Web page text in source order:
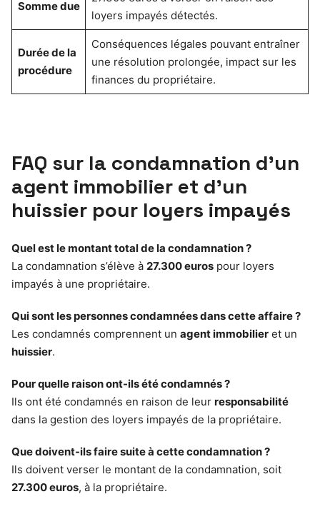
Somme due
loyers impayés détectés.
Durée de la
procédure
Conséquences légales pouvant entraîner
une résolution prolongée, impact sur les
finances du propriétaire.
FAQ sur la condamnation d’un
agent immobilier et d’un
huissier pour loyers impayés
Quel est le montant total de la condamnation ?
La condamnation s’élève à 27.300 euros pour loyers
impayés à une propriétaire.
Qui sont les personnes condamnées dans cette affaire ?
Les condamnés comprennent un agent immobilier et un
huissier.
Pour quelle raison ont-ils été condamnés ?
Ils ont été condamnés en raison de leur responsabilité
dans la gestion des loyers impayés de la propriétaire.
Que doivent-ils faire suite à cette condamnation ?
Ils doivent verser le montant de la condamnation, soit
27.300 euros, à la propriétaire.